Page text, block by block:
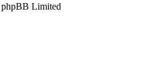
Limited